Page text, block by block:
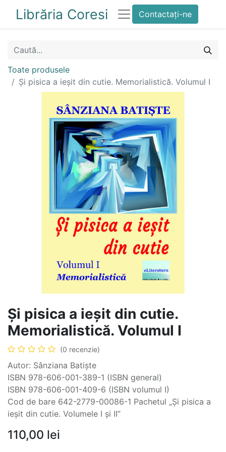
Librăria Coresi Contactați-ne
Toate produsele
Și pisica a ieșit din cutie. Memorialistică. Volumul I
Și pisica a ieșit din cutie.
Memorialistică. Volumul I
(0 recenzie)
Autor: Sânziana Batiște
ISBN 978-606-001-389-1 (ISBN general)
ISBN 978-606-001-409-6 (ISBN volumul I)
Cod de bare 642-2779-00086-1 Pachetul „Și pisica a
ieșit din cutie. Volumele I și II”
110,00 lei